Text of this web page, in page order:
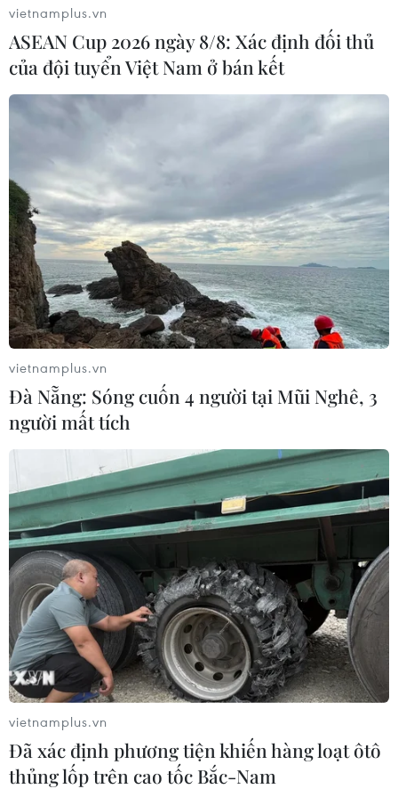
Khối ngoại rút hơn 3 tỷ USD khỏi thị
trường chứng khoán Hàn Quốc
12/08/2021 13:06
BoK cho biết tình trạng dòng vốn nước ngoài chảy ra
khỏi thị trường chứng khoán Hàn Quốc đã diễn ra trong
ba tháng qua, với số tiền lần lượt là 8,32 tỷ USD và 440
triệu USD trong tháng 5 và tháng 6.
vietnamplus.vn
ASEAN Cup 2026 ngày 8/8: Xác định đối thủ
của đội tuyển Việt Nam ở bán kết
vietnamplus.vn
Đà Nẵng: Sóng cuốn 4 người tại Mũi Nghê, 3
người mất tích
vietnamplus.vn
Đã xác định phương tiện khiến hàng loạt ôtô
thủng lốp trên cao tốc Bắc-Nam